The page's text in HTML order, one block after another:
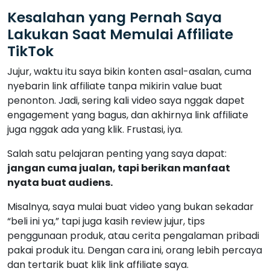
Kesalahan yang Pernah Saya
Lakukan Saat Memulai Affiliate
TikTok
Jujur, waktu itu saya bikin konten asal-asalan, cuma
nyebarin link affiliate tanpa mikirin value buat
penonton. Jadi, sering kali video saya nggak dapet
engagement yang bagus, dan akhirnya link affiliate
juga nggak ada yang klik. Frustasi, iya.
Salah satu pelajaran penting yang saya dapat:
jangan cuma jualan, tapi berikan manfaat
nyata buat audiens.
Misalnya, saya mulai buat video yang bukan sekadar
“beli ini ya,” tapi juga kasih review jujur, tips
penggunaan produk, atau cerita pengalaman pribadi
pakai produk itu. Dengan cara ini, orang lebih percaya
dan tertarik buat klik link affiliate saya.